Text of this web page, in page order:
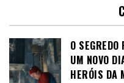
O
UM NOVO
HERÓIS DA